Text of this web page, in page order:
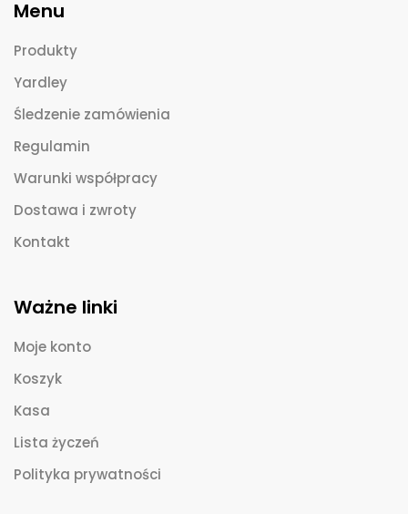
Menu
Produkty
Yardley
Śledzenie zamówienia
Regulamin
Warunki współpracy
Dostawa i zwroty
Kontakt
Ważne linki
Moje konto
Koszyk
Kasa
Lista życzeń
Polityka prywatności